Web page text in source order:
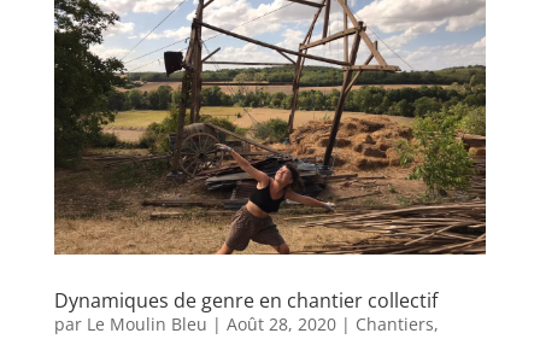
Dynamiques de genre en chantier collectif
par Le Moulin Bleu | Août 28, 2020| Chantiers,